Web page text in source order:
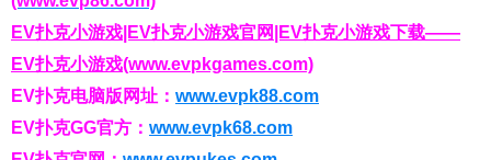
EV扑克小游戏|EV扑克小游戏官网|EV扑克小游戏下载——
EV扑克小游戏(www.evpkgames.com)
EV扑克电脑版网址： www.evpk88.com
EV扑克GG官方： www.evpk68.com